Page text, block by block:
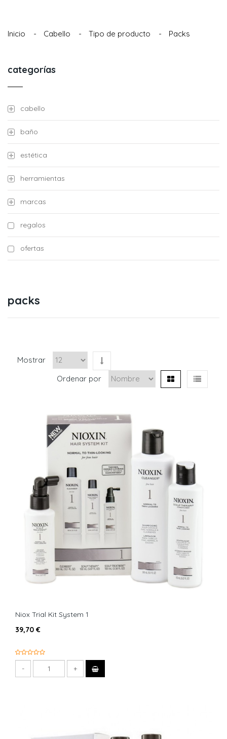
Inicio - Cabello - Tipo de producto - Packs
categorías
cabello
baño
estética
herramientas
marcas
regalos
ofertas
packs
Mostrar
Ordenar por
Niox Trial Kit System 1
39,70 €